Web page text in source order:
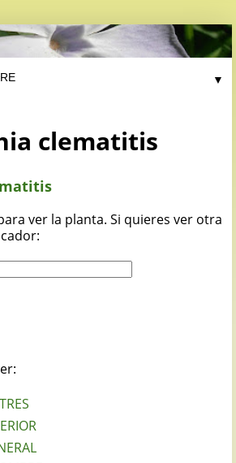
▼
clematitis
ver la planta. Si quieres ver otra